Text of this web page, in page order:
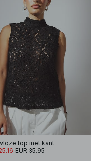
top met kant
EUR 35.95